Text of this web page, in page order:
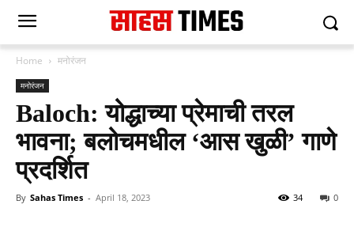
Home मनोरंजन
मनोरंजन
Baloch: योद्धाच्या प्रेमाची तरल
भावना; बलोचमधील ‘आस खुळी’ गाणे
प्रदर्शित
By Sahas Times - April 18, 2023 0
34